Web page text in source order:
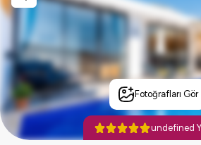
Fotoğrafları Gör
undefined